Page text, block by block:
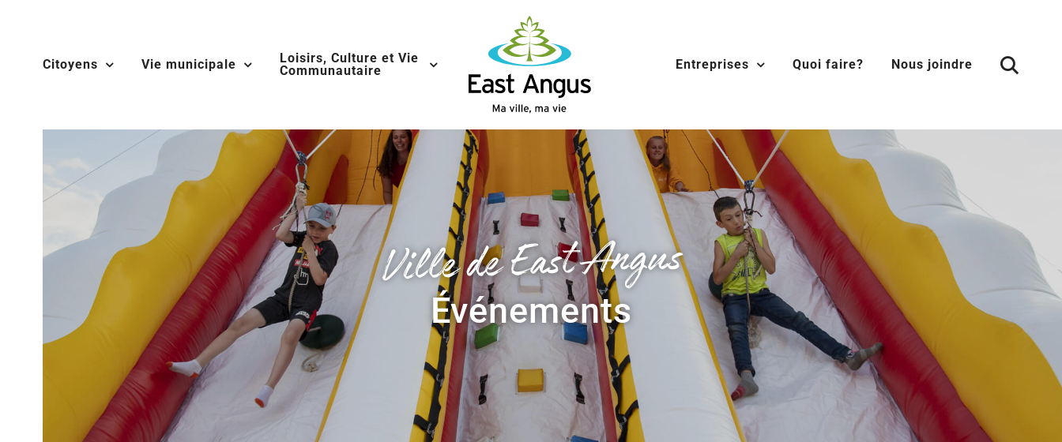
contentCitoyens Vie municipale
Loisirs, Culture et Vie
Communautaire
Entreprises Quoi faire? Nous joindre
Ville de East Angus
Événements